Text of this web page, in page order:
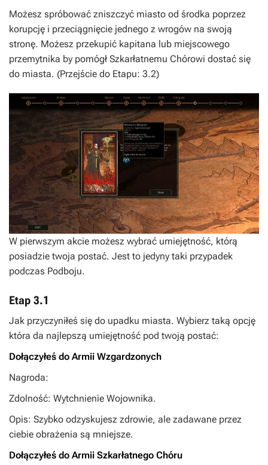
Możesz spróbować zniszczyć miasto od środka poprzez
korupcję i przeciągnięcie jednego z wrogów na swoją
stronę. Możesz przekupić kapitana lub miejscowego
przemytnika by pomógł Szkarłatnemu Chórowi dostać się
do miasta. (Przejście do Etapu: 3.2)
W pierwszym akcie możesz wybrać umiejętność, którą
posiadzie twoja postać. Jest to jedyny taki przypadek
podczas Podboju.
Etap 3.1
Jak przyczyniłeś się do upadku miasta. Wybierz taką opcję
która da najlepszą umiejętność pod twoją postać:
Dołączyłeś do Armii Wzgardzonych
Nagroda:
Zdolność: Wytchnienie Wojownika.
Opis: Szybko odzyskujesz zdrowie, ale zadawane przez
ciebie obrażenia są mniejsze.
Dołączyłeś do Armii Szkarłatnego Chóru